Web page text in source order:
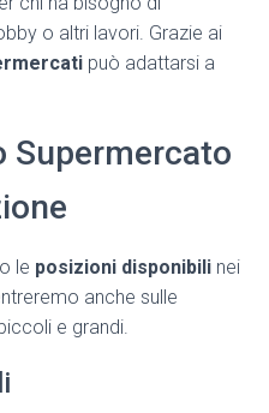
o altri lavori. Grazie ai
può adattarsi a
Supermercato
le posizioni disponibili nei
anche sulle
e grandi.